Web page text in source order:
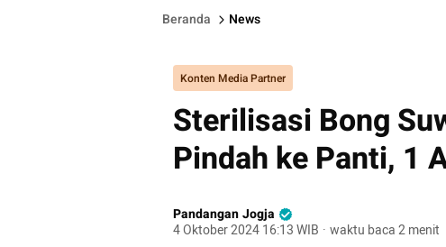
Beranda News
Konten Media Partner
Sterilisasi Bong
Pindah ke Panti, 1
Pandangan Jogja
4 Oktober 2024 16:13 WIB · waktu baca 2 menit